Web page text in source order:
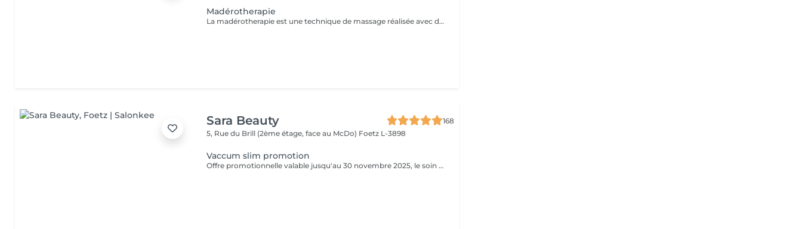
Madérotherapie
La madérotherapie est une technique de massage réalisée avec des instruments en bois spécialement éllaboré affin de sculpter , tonifier votre corps. Naturelle et non invasive, celle- ci offre des résultats visibles et surtout durable dans le temps. Ses bienfaits : - Réduction de la cellulite - Grande amélioration de la circulation sanguine et lymphatique - Raffermissement de la peau - Diminution des tensions musculaires - Remodelage de la silhouette
Sara Beauty
168
5, Rue du Brill (2ème étage, face au McDo) Foetz L-3898
Vaccum slim promotion
Offre promotionnelle valable jusqu'au 30 novembre 2025, le soin vacuum a seulement 55 € au lieu de 69 €